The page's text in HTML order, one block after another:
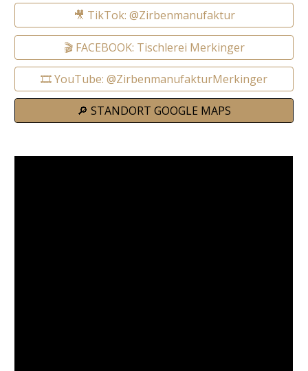
🎥 TikTok: @Zirbenmanufaktur
🎬 FACEBOOK: Tischlerei Merkinger
🎞️ YouTube: @ZirbenmanufakturMerkinger
🔎 STANDORT GOOGLE MAPS